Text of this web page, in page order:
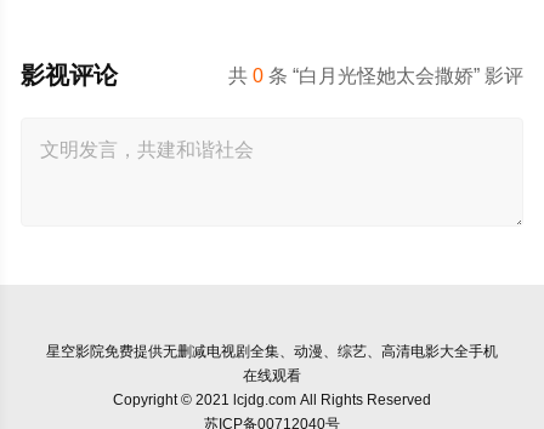
共0 条 “白月光怪她太会撒娇” 影评
影视评论
星空影院免费提供无删减电视剧全集、动漫、综艺、高清电影大全手机
在线观看
Copyright © 2021 lcjdg.com All Rights Reserved
苏ICP备00712040号